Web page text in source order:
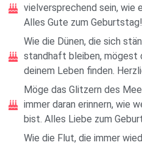
vielversprechend sein, wie
Alles Gute zum Geburtstag!
Wie die Dünen, die sich
standhaft bleiben, mögest
deinem Leben finden.
Möge das Glitzern des
immer daran erinnern, wie
bist. Alles Liebe zum
Wie die Flut, die immer